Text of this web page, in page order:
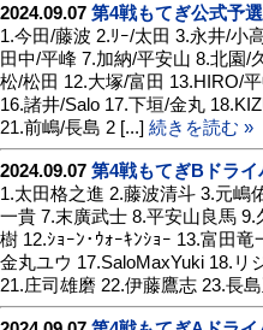
2024.09.07 第4戦もてぎ公式予
1.今田/藤波 2.ﾘｰ/太田 3.永井/小
田中/平峰 7.加納/平安山 8.北園/
松/松田 12.大塚/富田 13.HIRO/
16.諸井/Salo 17.下垣/金丸
21.前嶋/長島 2 [...] 続きを読む »
2024.09.07 第4戦もてぎBドラ
1.太田格之進 2.藤波清斗 3.元嶋
一貴 7.末廣武士 8.平安山良馬
樹 12.ｼｮｰﾝ･ｳｫｰｷﾝｼｮｰ 13.富田
金丸ユウ 17.SaloMaxYuki 18.リ
21.庄司雄磨 22.伊藤鷹志 23.長